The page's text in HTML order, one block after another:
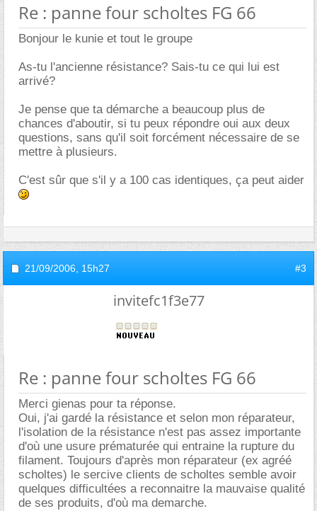
Re : panne four scholtes FG 66
Bonjour le kunie et tout le groupe
As-tu l'ancienne résistance? Sais-tu ce qui lui est
arrivé?
Je pense que ta démarche a beaucoup plus de
chances d'aboutir, si tu peux répondre oui aux deux
questions, sans qu'il soit forcément nécessaire de se
mettre à plusieurs.
C'est sûr que s'il y a 100 cas identiques, ça peut aider
21/09/2006, 15h27 #3
invitefc1f3e77
Re : panne four scholtes FG 66
Merci gienas pour ta réponse.
Oui, j'ai gardé la résistance et selon mon réparateur,
l'isolation de la résistance n'est pas assez importante
d'où une usure prématurée qui entraine la rupture du
filament. Toujours d'après mon réparateur (ex agréé
scholtes) le sercive clients de scholtes semble avoir
quelques difficultées a reconnaitre la mauvaise qualité
de ses produits, d'où ma demarche.